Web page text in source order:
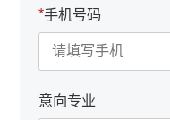
*手机号码
意向专业